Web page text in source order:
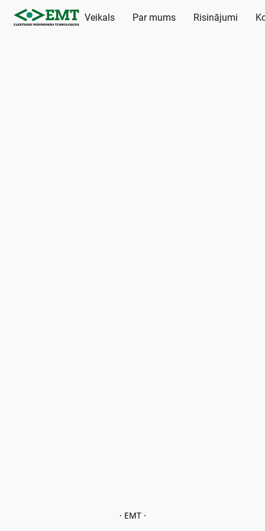
Veikals Par mums Risinājumi
· EMT ·